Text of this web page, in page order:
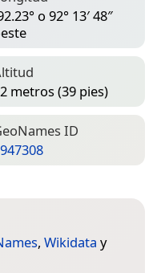
o 92° 13′ 48″
metros (39 pies)
ID
, Wikidata y